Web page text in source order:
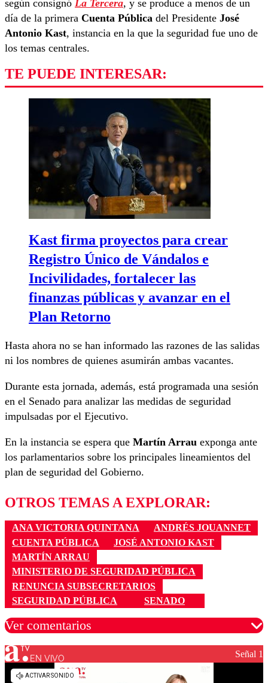
según consignó La Tercera, y se produce a menos de un
día de la primera Cuenta Pública del Presidente José
Antonio Kast, instancia en la que la seguridad fue uno de
los temas centrales.
TE PUEDE INTERESAR:
Kast firma proyectos para crear
Registro Único de Vándalos e
Incivilidades, fortalecer las
finanzas públicas y avanzar en el
Plan Retorno
Hasta ahora no se han informado las razones de las salidas
ni los nombres de quienes asumirán ambas vacantes.
Durante esta jornada, además, está programada una sesión
en el Senado para analizar las medidas de seguridad
impulsadas por el Ejecutivo.
En la instancia se espera que Martín Arrau exponga ante
los parlamentarios sobre los principales lineamientos del
plan de seguridad del Gobierno.
OTROS TEMAS A EXPLORAR:
ANA VICTORIA QUINTANA
ANDRÉS JOUANNET
CUENTA PÚBLICA
JOSÉ ANTONIO KAST
MARTÍN ARRAU
MINISTERIO DE SEGURIDAD PÚBLICA
RENUNCIA SUBSECRETARIOS
SEGURIDAD PÚBLICA
SENADO
Ver comentarios
Los comentarios son moderados para garantizar un
diálogo respetuoso.
EN VIVO Señal 1